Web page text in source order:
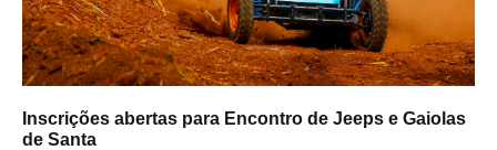
Inscrições abertas para Encontro de Jeeps e Gaiolas
de Santa